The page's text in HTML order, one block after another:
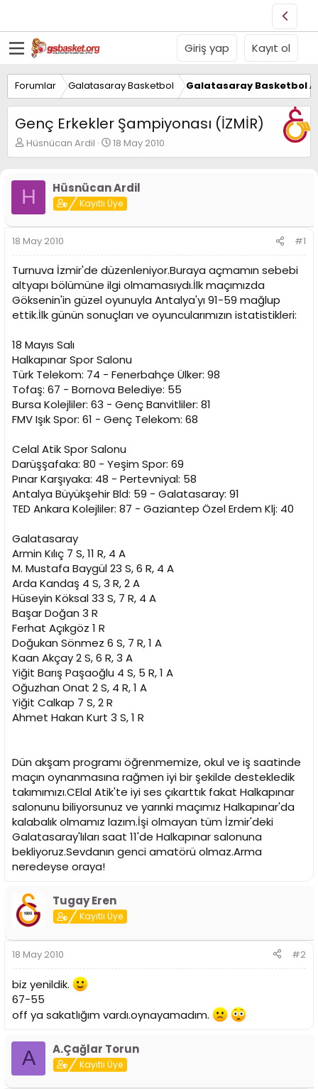
Giriş yap Kayıt ol
Forumlar Galatasaray Basketbol Galatasaray Basketbol
Genç Erkekler Şampiyonası (İZMİR)
K
o
u
y
B
a
ş
l
a
t
a
n
Hüsnücan Ardil
B
a
a
n
ı
t
a
r
i
h
i
18 May 2010
H Hüsnücan Ardil
Kayıtlı Üye
18 May 2010 #1
Turnuva İzmir'de düzenleniyor.Buraya açmamın sebebi
altyapı bölümüne ilgi olmamasıydı.İlk maçımızda
Göksenin'in güzel oyunuyla Antalya'yı 91-59 mağlup
ettik.İlk günün sonuçları ve oyuncularımızın istatistikleri:
18 Mayıs Salı
Halkapınar Spor Salonu
Türk Telekom: 74 - Fenerbahçe Ülker: 98
Tofaş: 67 - Bornova Belediye: 55
Bursa Kolejliler: 63 - Genç Banvitliler: 81
FMV Işık Spor: 61 - Genç Telekom: 68
Celal Atik Spor Salonu
Darüşşafaka: 80 - Yeşim Spor: 69
Pınar Karşıyaka: 48 - Pertevniyal: 58
Antalya Büyükşehir Bld: 59 - Galatasaray: 91
TED Ankara Kolejliler: 87 - Gaziantep Özel Erdem Klj: 40
Galatasaray
Armin Kılıç 7 S, 11 R, 4 A
M. Mustafa Baygül 23 S, 6 R, 4 A
Arda Kandaş 4 S, 3 R, 2 A
Hüseyin Köksal 33 S, 7 R, 4 A
Başar Doğan 3 R
Ferhat Açıkgöz 1 R
Doğukan Sönmez 6 S, 7 R, 1 A
Kaan Akçay 2 S, 6 R, 3 A
Yiğit Barış Paşaoğlu 4 S, 5 R, 1 A
Oğuzhan Onat 2 S, 4 R, 1 A
Yiğit Calkap 7 S, 2 R
Ahmet Hakan Kurt 3 S, 1 R
Dün akşam programı öğrenmemize, okul ve iş saatinde
maçın oynanmasına rağmen iyi bir şekilde destekledik
takımımızı.CElal Atik'te iyi ses çıkarttık fakat Halkapınar
salonunu biliyorsunuz ve yarınki maçımız Halkapınar'da
kalabalık olmamız lazım.İşi olmayan tüm İzmir'deki
Galatasaray'lıları saat 11'de Halkapınar salonuna
bekliyoruz.Sevdanın genci amatörü olmaz.Arma
neredeyse oraya!
Tugay Eren
Kayıtlı Üye
18 May 2010 #2
biz yenildik.
67-55
off ya sakatlığım vardı.oynayamadım.
A A.Çağlar Torun
Kayıtlı Üye